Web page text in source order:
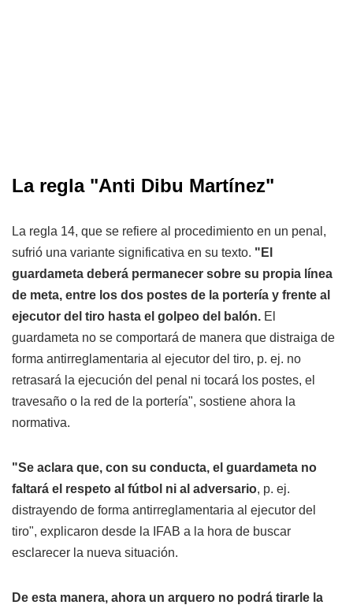
La regla "Anti Dibu Martínez"
La regla 14, que se refiere al procedimiento en un penal,
sufrió una variante significativa en su texto. "El
guardameta deberá permanecer sobre su propia línea
de meta, entre los dos postes de la portería y frente al
ejecutor del tiro hasta el golpeo del balón. El
guardameta no se comportará de manera que distraiga de
forma antirreglamentaria al ejecutor del tiro, p. ej. no
retrasará la ejecución del penal ni tocará los postes, el
travesaño o la red de la portería", sostiene ahora la
normativa.
"Se aclara que, con su conducta, el guardameta no
faltará el respeto al fútbol ni al adversario, p. ej.
distrayendo de forma antirreglamentaria al ejecutor del
tiro", explicaron desde la IFAB a la hora de buscar
esclarecer la nueva situación.
De esta manera, ahora un arquero no podrá tirarle la